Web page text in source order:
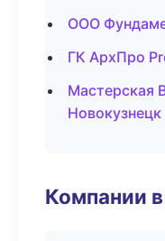
ООО
ГК АрхПро
Мастерская
Новокузнецк
Компании